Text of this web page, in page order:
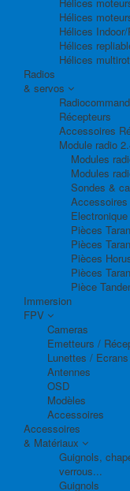
Hélices
Hélices
Hélices
Hélices
Radios
& servos
Récepteurs
Accessoires
Module radio
Modules
Modules
Sondes &
Accessoires
Electronique
Pièces
Pièces
Pièces
Pièces
Pièce
Immersion
FPV
Cameras
Emetteurs /
Lunettes / Ecrans
Antennes
OSD
Modèles
Accessoires
Accessoires
& Matériaux
Guignols,
verrous...
Guignols